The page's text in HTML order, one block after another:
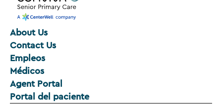
About Us
Contact Us
Empleos
Médicos
Agent Portal
Portal del paciente